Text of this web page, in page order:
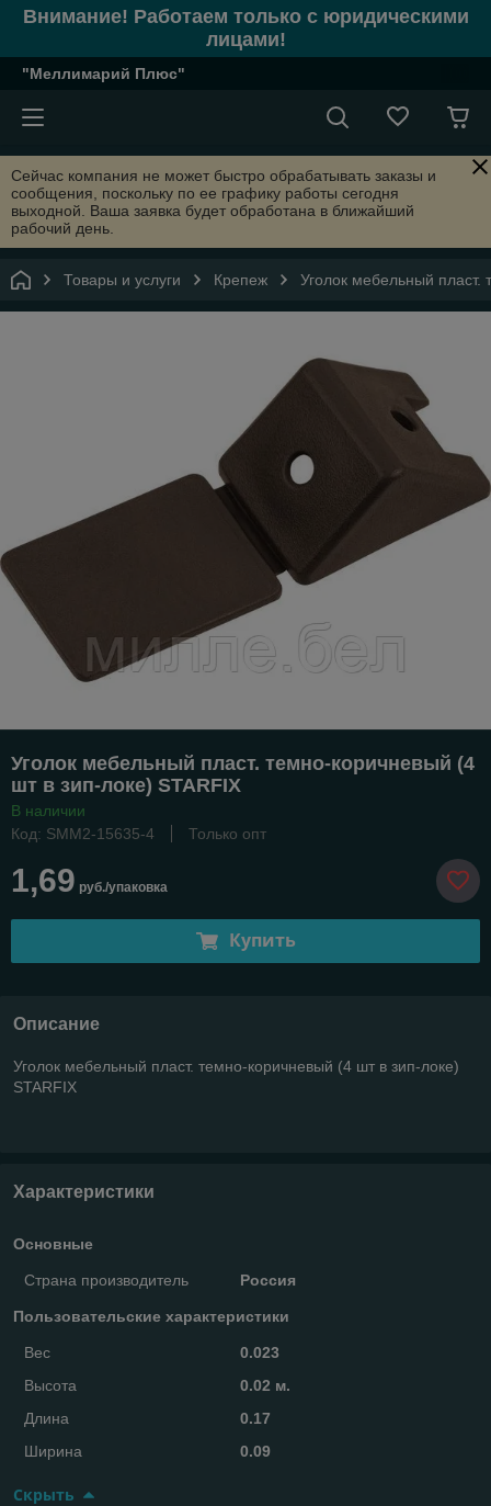
Внимание! Работаем только с юридическими
лицами!
"Меллимарий Плюс"
Сейчас компания не может быстро обрабатывать заказы и
сообщения, поскольку по ее графику работы сегодня
выходной. Ваша заявка будет обработана в ближайший
рабочий день.
Товары и услуги Крепеж Уголок мебельный пласт.
Уголок мебельный пласт. темно-коричневый (4
шт в зип-локе) STARFIX
В наличии
Код: SMM2-15635-4
Только опт
1,69 руб./упаковка
Купить
Описание
Уголок мебельный пласт. темно-коричневый (4 шт в зип-локе)
STARFIX
Характеристики
Основные
Страна производитель Россия
Пользовательские характеристики
Вес
0.023
Высота
0.02 м.
Длина
0.17
Ширина
0.09
Скрыть